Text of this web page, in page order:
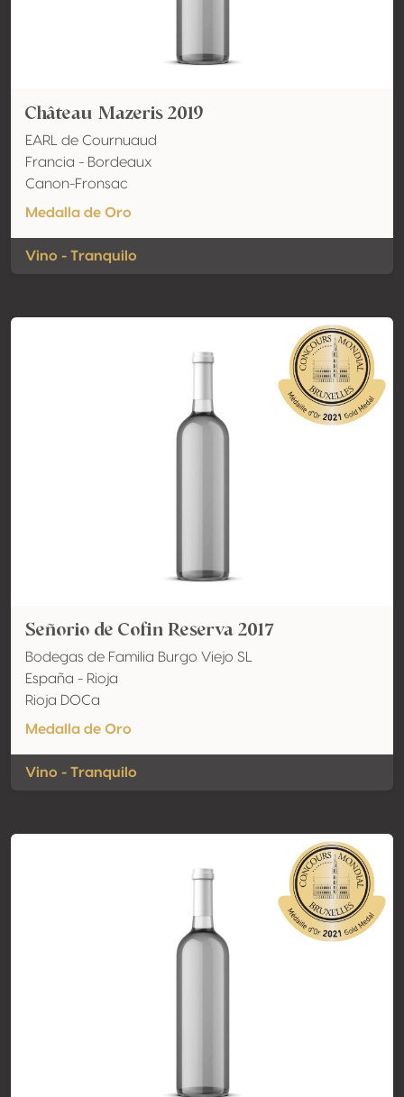
Château Mazeris 2019
EARL de Cournuaud
Francia - Bordeaux
Canon-Fronsac
Medalla de Oro
Vino - Tranquilo
Señorio de Cofin Reserva 2017
Bodegas de Familia Burgo Viejo SL
España - Rioja
Rioja DOCa
Medalla de Oro
Vino - Tranquilo